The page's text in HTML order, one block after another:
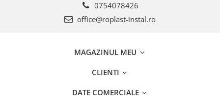
Pachete incalzire in pardoseala
Termostate de Ambient
Panouri fotovoltaice
0754078426
office@roplast-instal.ro
MAGAZINUL MEU
CLIENTI
DATE COMERCIALE